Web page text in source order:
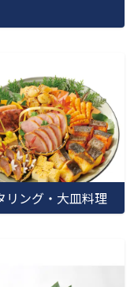
リング・大皿料理